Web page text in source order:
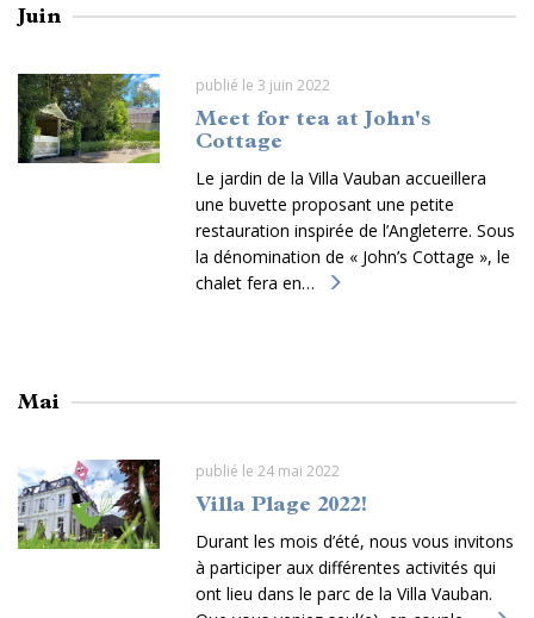
Juin
publié le 3 juin 2022
Meet for tea at John's
Cottage
Le jardin de la Villa Vauban accueillera
une buvette proposant une petite
restauration inspirée de l’Angleterre. Sous
la dénomination de « John’s Cottage », le
chalet fera en…
Mai
publié le 24 mai 2022
Villa Plage 2022!
Durant les mois d’été, nous vous invitons
à participer aux différentes activités qui
ont lieu dans le parc de la Villa Vauban.